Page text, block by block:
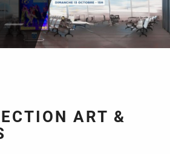
ART &